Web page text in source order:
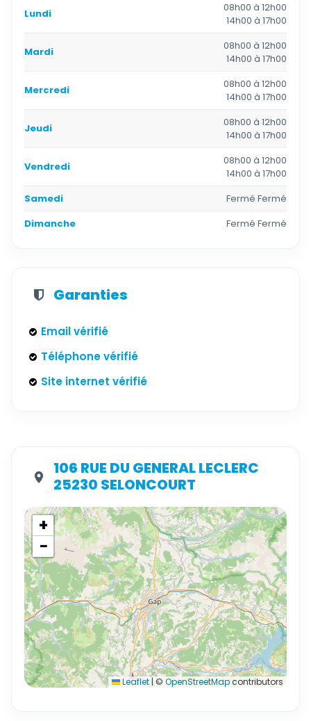
Lundi
08h00 à 12h00
14h00 à 17h00
Mardi
08h00 à 12h00
14h00 à 17h00
Mercredi
08h00 à 12h00
14h00 à 17h00
Jeudi
08h00 à 12h00
14h00 à 17h00
Vendredi
08h00 à 12h00
14h00 à 17h00
Samedi
Fermé Fermé
Dimanche
Fermé Fermé
Garanties
Email vérifié
Téléphone vérifié
Site internet vérifié
106 RUE DU GENERAL LECLERC
25230 SELONCOURT
+
−
Leaflet | © OpenStreetMapcontributors